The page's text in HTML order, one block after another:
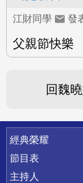
江財同學 發
父親節快樂
回魏
快速連結
經典榮耀
節目表
主持人